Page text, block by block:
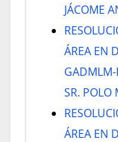
JÁCOME
ÁREA EN
SR. POLO
ÁREA EN